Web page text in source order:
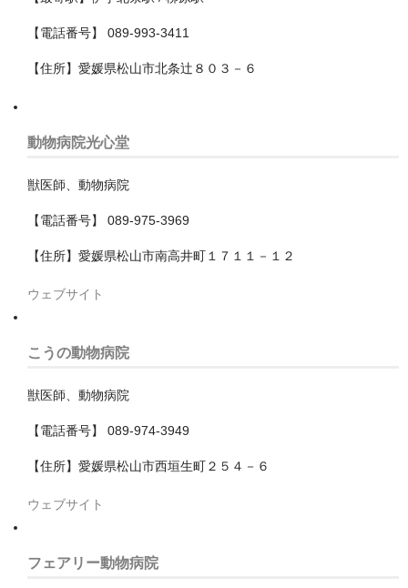
深谷市
狭山市
秩父市
秩父郡小鹿野町
羽生市
蓮田市
蕨市
行田市
鴻巣市
【電話番号】 089-993-3411
【住所】愛媛県松山市北条辻８０３－６
動物病院光心堂
獣医師、動物病院
【電話番号】 089-975-3969
【住所】愛媛県松山市南高井町１７１１－１２
ウェブサイト
こうの動物病院
獣医師、動物病院
【電話番号】 089-974-3949
【住所】愛媛県松山市西垣生町２５４－６
ウェブサイト
フェアリー動物病院